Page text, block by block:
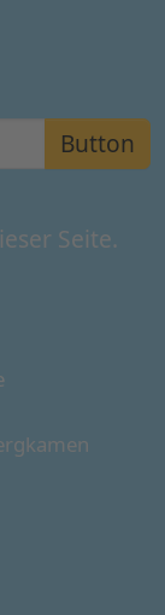
Button
Seite.